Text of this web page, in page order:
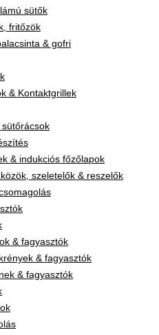
sütők
fritőzök
& gofri
& Kontaktgrillek
sütőrácsok
& indukciós főzőlapok
szeletelők & reszelők
& fagyasztók
& fagyasztók
& fagyasztók